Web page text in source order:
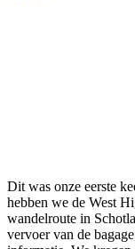
Dit was onze eerste
hebben we de West
wandelroute in
vervoer van de